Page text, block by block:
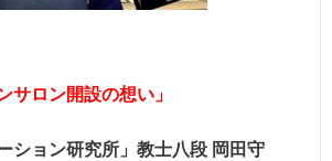
サロン開設の想い」
ション研究所」教士八段 岡田守